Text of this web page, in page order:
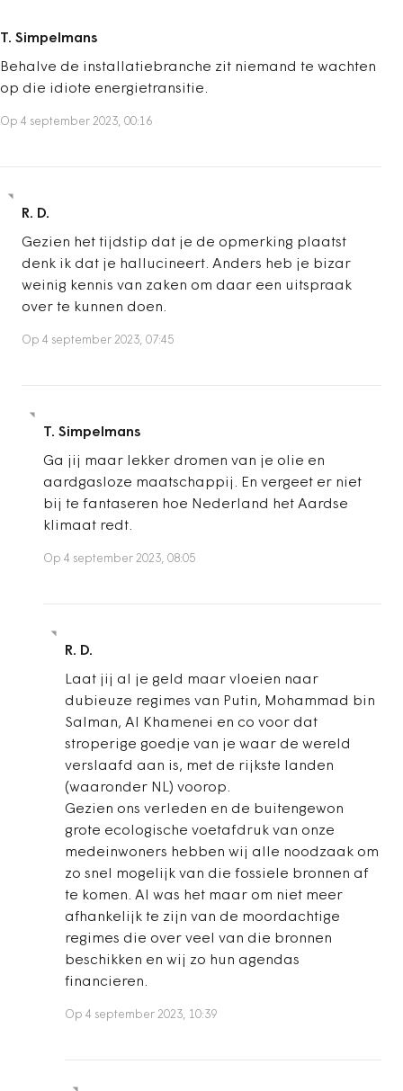
T. Simpelmans
Behalve de installatiebranche zit niemand te wachten
op die idiote energietransitie.
Op 4 september 2023, 00:16
R. D.
Gezien het tijdstip dat je de opmerking plaatst
denk ik dat je hallucineert. Anders heb je bizar
weinig kennis van zaken om daar een uitspraak
over te kunnen doen.
Op 4 september 2023, 07:45
T. Simpelmans
Ga jij maar lekker dromen van je olie en
aardgasloze maatschappij. En vergeet er niet
bij te fantaseren hoe Nederland het Aardse
klimaat redt.
Op 4 september 2023, 08:05
R. D.
Laat jij al je geld maar vloeien naar
dubieuze regimes van Putin, Mohammad bin
Salman, Al Khamenei en co voor dat
stroperige goedje van je waar de wereld
verslaafd aan is, met de rijkste landen
(waaronder NL) voorop.
Gezien ons verleden en de buitengewon
grote ecologische voetafdruk van onze
medeinwoners hebben wij alle noodzaak om
zo snel mogelijk van die fossiele bronnen af
te komen. Al was het maar om niet meer
afhankelijk te zijn van de moordachtige
regimes die over veel van die bronnen
beschikken en wij zo hun agendas
financieren.
Op 4 september 2023, 10:39